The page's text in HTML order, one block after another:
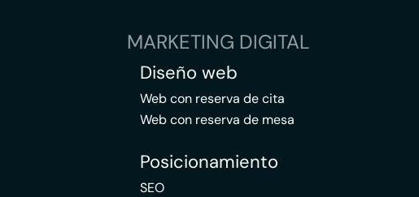
MARKETING DIGITAL
Diseño web
Web con reserva de cita
Web con reserva de mesa
Posicionamiento
SEO